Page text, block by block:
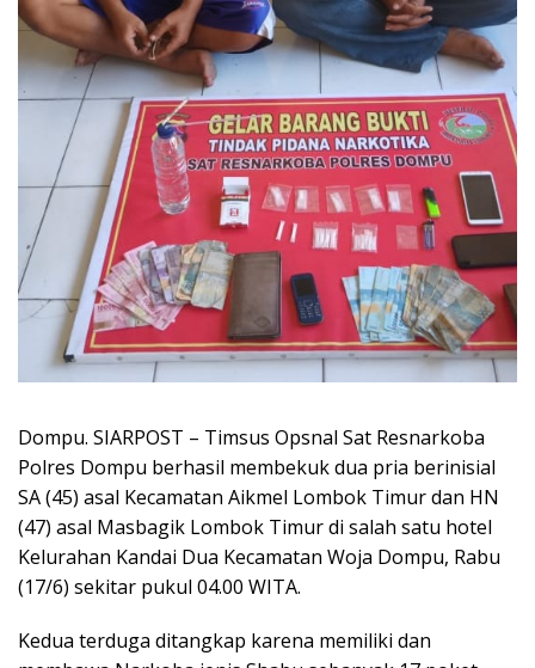
Dompu. SIARPOST – Timsus Opsnal Sat Resnarkoba
Polres Dompu berhasil membekuk dua pria berinisial
SA (45) asal Kecamatan Aikmel Lombok Timur dan HN
(47) asal Masbagik Lombok Timur di salah satu hotel
Kelurahan Kandai Dua Kecamatan Woja Dompu, Rabu
(17/6) sekitar pukul 04.00 WITA.
Kedua terduga ditangkap karena memiliki dan